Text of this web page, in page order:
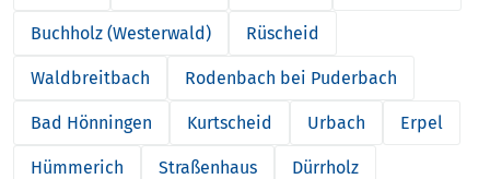
Buchholz (Westerwald) Rüscheid
Waldbreitbach Rodenbach bei Puderbach
Bad Hönningen Kurtscheid Urbach Erpel
Hümmerich Straßenhaus Dürrholz